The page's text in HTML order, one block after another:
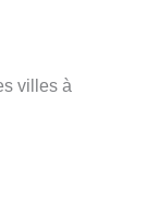
villes à